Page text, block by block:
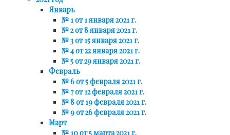
Январь
№ 1 от 1 января 2021 г.
№ 2 от 8 января 2021 г.
№ 3 от 15 января 2021 г.
№ 4 от 22 января 2021 г.
№ 5 от 29 января 2021 г.
Февраль
№ 6 от 5 февраля 2021 г.
№ 7 от 12 февраля 2021 г.
№ 8 от 19 февраля 2021 г.
№ 9 от 26 февраля 2021 г.
Март
№ 10 от 5 марта 2021 г.